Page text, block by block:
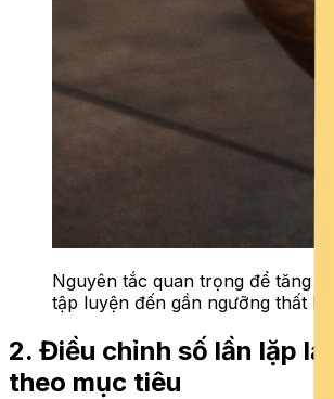
Nguyên tắc quan trọng để tăng cơ
tập luyện đến gần ngưỡng thất bại
2. Điều chỉnh số lần lặp
theo mục tiêu